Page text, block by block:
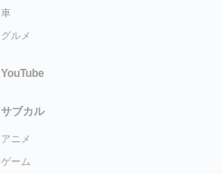
車
グルメ
YouTube
サブカル
アニメ
ゲーム